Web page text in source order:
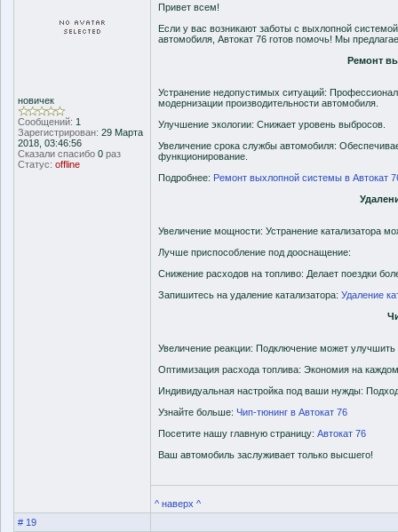
новичек
Сообщений: 1
Зарегистрирован: 29 Марта
2018, 03:46:56
Сказали спасибо 0 раз
Статус: offline
Привет всем!
Если у вас возникают заботы с выхлопной
автомобиля, Автокат 76 готов помочь! Мы
Ремонт
Устранение недопустимых ситуаций:
модернизации производительности автомобиля.
Улучшение экологии: Снижает уровень выбросов.
Увеличение срока службы автомобиля:
функционирование.
Подробнее: Ремонт выхлопной системы в Автокат
Увеличение мощности: Устранение катализатора
Лучше приспособление под дооснащение:
Снижение расходов на топливо: Делает поездки
Запишитесь на удаление катализатора: Удаление
Увеличение реакции: Подключение может улучшить
Оптимизация расхода топлива: Экономия на
Индивидуальная настройка под ваши нужды:
Узнайте больше: Чип-тюнинг в Автокат 76
Посетите нашу главную страницу: Автокат 76
Ваш автомобиль заслуживает только высшего!
^ наверх ^
# 19